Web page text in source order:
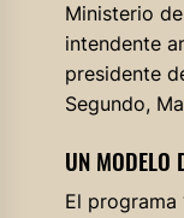
Ministerio
intendente
presidente
Segundo,
UN MODELO
El programa